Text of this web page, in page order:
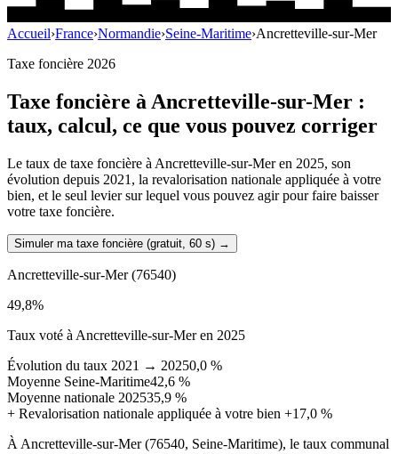
Accueil›France›Normandie›Seine-Maritime›Ancretteville-sur-Mer
Taxe foncière 2026
Taxe foncière àAncretteville-sur-Mer :
taux, calcul, ce que vous pouvez corriger
Le taux de taxe foncière à Ancretteville-sur-Mer en 2025, son
évolution depuis 2021, la revalorisation nationale appliquée à votre
bien, et le seul levier sur lequel vous pouvez agir pour faire baisser
votre taxe foncière.
Simuler ma taxe foncière (gratuit, 60 s) →
Ancretteville-sur-Mer(76540)
49,8%
Taux voté à Ancretteville-sur-Mer en 2025
Évolution du taux 2021 → 20250,0 %
Moyenne Seine-Maritime42,6 %
Moyenne nationale 202535,9 %
+ Revalorisation nationale appliquée à votre bien +17,0 %
À Ancretteville-sur-Mer (76540, Seine-Maritime), le taux communal